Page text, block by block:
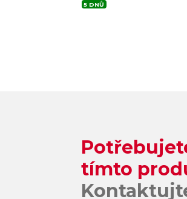
5 DNŮ
tímto